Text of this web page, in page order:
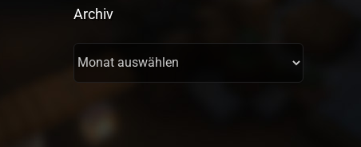
Archiv
Archiv